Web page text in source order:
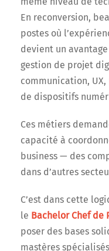
En reconversion,
postes où
devient un avantage
gestion de projet
communication,
de dispositifs
Ces métiers
capacité à
business — des
dans d’autres
C’est dans cette
le Bachelor Chef de
poser des bases
mastères